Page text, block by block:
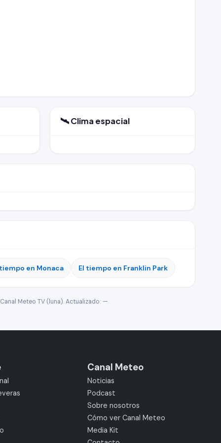
🛰️ Clima espacial
en Monaca El tiempo en Franklin Park
Meteo TV (luna). Actualizado: —
Canal Meteo
Noticias
Podcast
Sobre nosotros
Cómo ver Canal Meteo
Media Kit